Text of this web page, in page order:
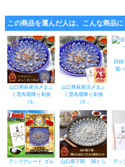
この商品を選んだ人は、こんな商品に
山口県萩産活〆まふ
く昆布霜降り刺身
（3...
山口県萩産活〆まふ
く昆布霜降り刺身
（3...
目録
賞
アップグレード ゴル
山口県下関 「関とら
アッ